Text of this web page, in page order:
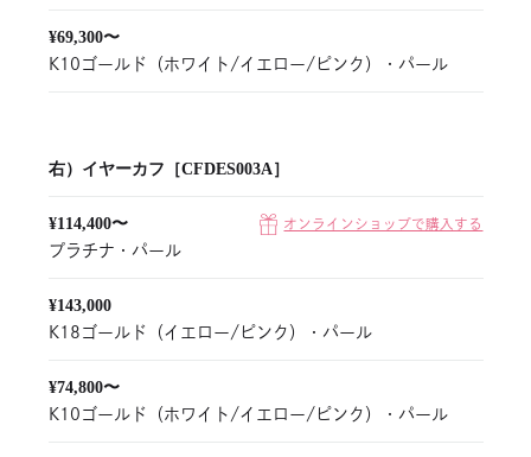
¥69,300〜
K10ゴールド（ホワイト/イエロー/ピンク）・パール
右）イヤーカフ［CFDES003A］
¥114,400〜 オンラインショップで購入する
プラチナ・パール
¥143,000
K18ゴールド（イエロー/ピンク）・パール
¥74,800〜
K10ゴールド（ホワイト/イエロー/ピンク）・パール